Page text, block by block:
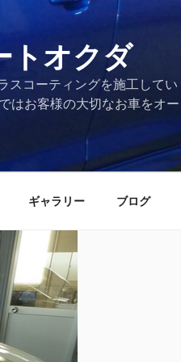
トオクダ
スコーティングを施工してい
はお客様の大切なお車をオー
ギャラリー ブログ